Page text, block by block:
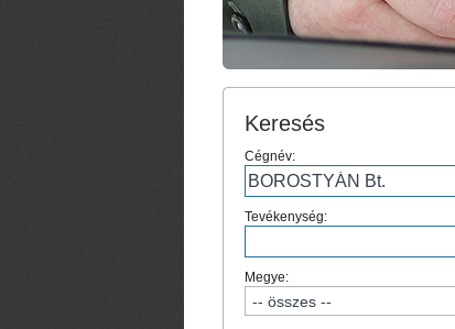
Keresés
Cégnév:
Tevékenység:
Megye: